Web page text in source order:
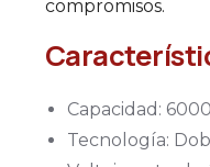
compromisos.
Capacidad:
Tecnología: